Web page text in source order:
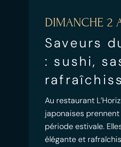
DIMANCHE 2
Saveurs
: sushi,
Au restaurant
japonaises
période estivale.
élégante et